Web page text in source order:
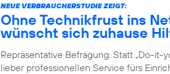
NEUE VERBRAUCHERSTUDIE ZEIGT:
Ohne Technikfrust ins
wünscht sich zuhause
Repräsentative Befragung: Statt „Do-
lieber professionellen Service fürs